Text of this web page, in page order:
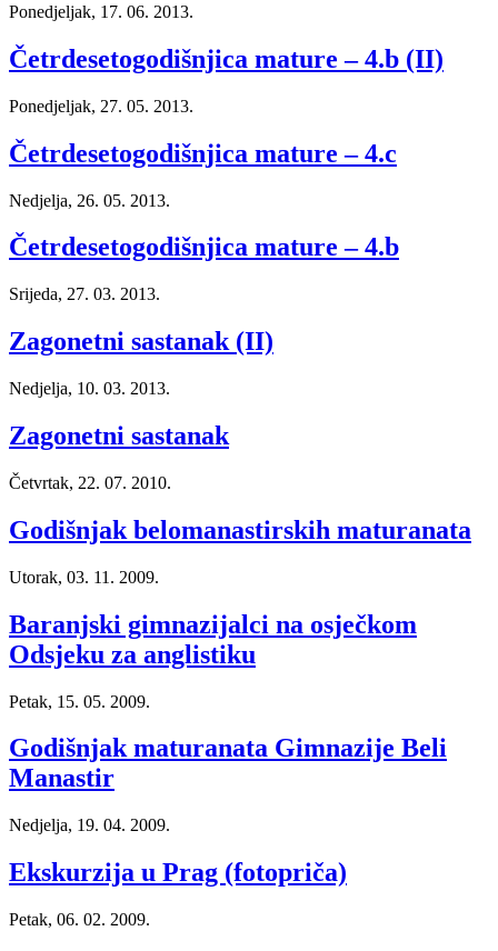
Ponedjeljak, 17. 06. 2013.
Četrdesetogodišnjica mature – 4.b (II)
Ponedjeljak, 27. 05. 2013.
Četrdesetogodišnjica mature – 4.c
Nedjelja, 26. 05. 2013.
Četrdesetogodišnjica mature – 4.b
Srijeda, 27. 03. 2013.
Zagonetni sastanak (II)
Nedjelja, 10. 03. 2013.
Zagonetni sastanak
Četvrtak, 22. 07. 2010.
Godišnjak belomanastirskih maturanata
Utorak, 03. 11. 2009.
Baranjski gimnazijalci na osječkom
Odsjeku za anglistiku
Petak, 15. 05. 2009.
Godišnjak maturanata Gimnazije Beli
Manastir
Nedjelja, 19. 04. 2009.
Ekskurzija u Prag (fotopriča)
Petak, 06. 02. 2009.